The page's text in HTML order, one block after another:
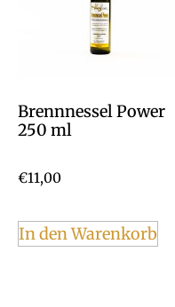
Brennnessel Power
250 ml
€11,00
In den Warenkorb